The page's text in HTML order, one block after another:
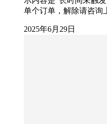
单个订单，解除请咨
2025年6月29日